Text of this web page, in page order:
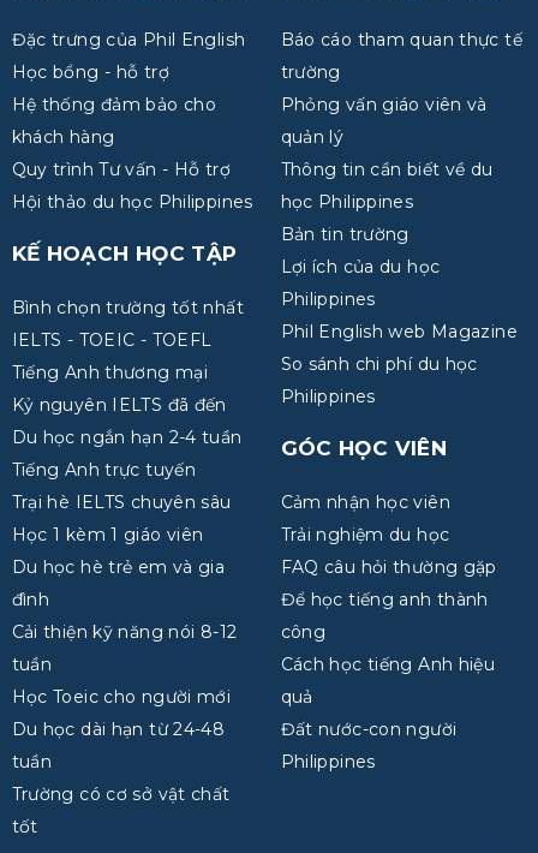
Đặc trưng của Phil English
Học bổng - hỗ trợ
Hệ thống đảm bảo cho
khách hàng
Quy trình Tư vấn - Hỗ trợ
Hội thảo du học Philippines
KẾ HOẠCH HỌC TẬP
Bình chọn trường tốt nhất
IELTS - TOEIC - TOEFL
Tiếng Anh thương mại
Kỷ nguyên IELTS đã đến
Du học ngắn hạn 2-4 tuần
Tiếng Anh trực tuyến
Trại hè IELTS chuyên sâu
Học 1 kèm 1 giáo viên
Du học hè trẻ em và gia
đình
Cải thiện kỹ năng nói 8-12
tuần
Học Toeic cho người mới
Du học dài hạn từ 24-48
tuần
Trường có cơ sở vật chất
tốt
Báo cáo tham quan thực tế
trường
Phỏng vấn giáo viên và
quản lý
Thông tin cần biết về du
học Philippines
Bản tin trường
Lợi ích của du học
Philippines
Phil English web Magazine
So sánh chi phí du học
Philippines
GÓC HỌC VIÊN
Cảm nhận học viên
Trải nghiệm du học
FAQ câu hỏi thường gặp
Để học tiếng anh thành
công
Cách học tiếng Anh hiệu
quả
Đất nước-con người
Philippines